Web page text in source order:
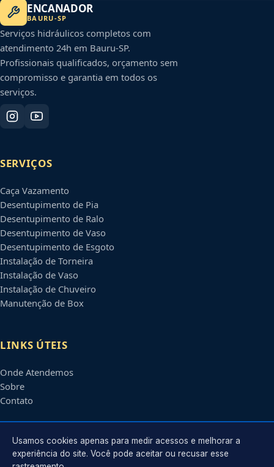
ENCANADOR
BAURU-SP
Serviços hidráulicos completos com
atendimento 24h em Bauru-SP.
Profissionais qualificados, orçamento sem
compromisso e garantia em todos os
serviços.
SERVIÇOS
Caça Vazamento
Desentupimento de Pia
Desentupimento de Ralo
Desentupimento de Vaso
Desentupimento de Esgoto
Instalação de Torneira
Instalação de Vaso
Instalação de Chuveiro
Manutenção de Box
LINKS ÚTEIS
Onde Atendemos
Sobre
Contato
CONTATO
Usamos cookies apenas para medir acessos e melhorar a
experiência do site. Você pode aceitar ou recusar esse